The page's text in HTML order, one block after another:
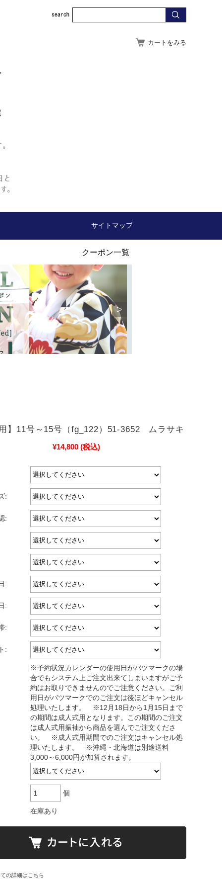
カートをみる
サイトマップ
用】11号～15号（fg_122）51-3652 ムラサキ
¥14,800 (税込)
:
:
:
:
:
:
※予約状況カレンダーの使用日がバツマークの場
合でもシステム上ご注文出来てしまいますがご予
約はお取りできませんのでご注意ください。ご利
用日がバツマークでのご注文は後ほどキャンセル
処理いたします。 ※12月18日から1月15日まで
の期間は成人式用となります。この期間のご注文
は成人式用振袖から商品を選んでご注文くださ
い。 ※成人式用期間でのご注文はキャンセル処
理いたします。 ※沖縄・北海道は別途送料
3,000～6,000円が加算されます。
個
在庫あり
の詳細はこちら